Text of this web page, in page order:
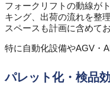
フォークリフトの動線が
キング、出荷の流れを整
スペースも計画に含めて
特に自動化設備やAGV・
パレット化・検品